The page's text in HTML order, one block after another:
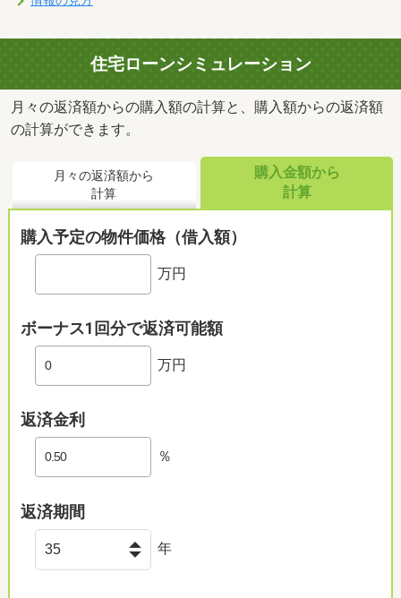
住宅ローンシミュレーション
月々の返済額からの購入額の計算と、購入額からの返済額
の計算ができます。
月々の返済額から
計算
購入金額から
計算
購入予定の物件価格（借入額）
万円
ボーナス1回分で返済可能額
万円
返済金利
％
返済期間
年